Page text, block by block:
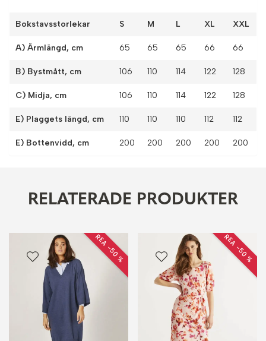
Bokstavsstorlekar S M L XL XXL
A) Ärmlängd, cm 65 65 65 66 66
B) Bystmått, cm 106 110 114 122 128
C) Midja, cm 106 110 114 122 128
E) Plaggets längd, cm 110 110 110 112 112
E) Bottenvidd, cm 200 200 200 200 200
RELATERADE PRODUKTER
REA −50 % REA −50 %